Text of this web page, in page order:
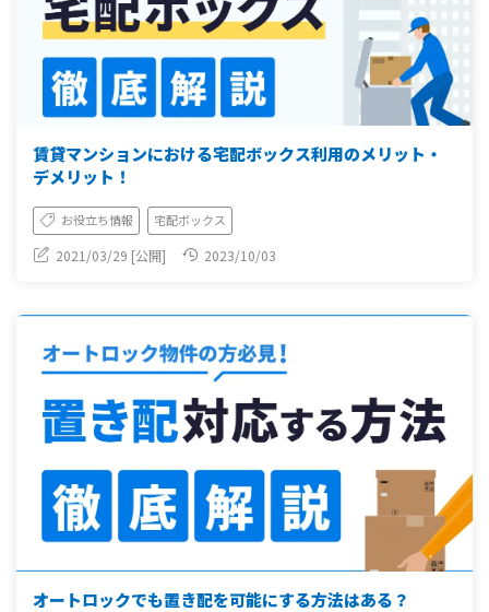
賃貸マンションにおける宅配ボックス利用のメリット・
デメリット！
お役立ち情報 宅配ボックス
2021/03/29 [公開] 2023/10/03
オートロックでも置き配を可能にする方法はある？